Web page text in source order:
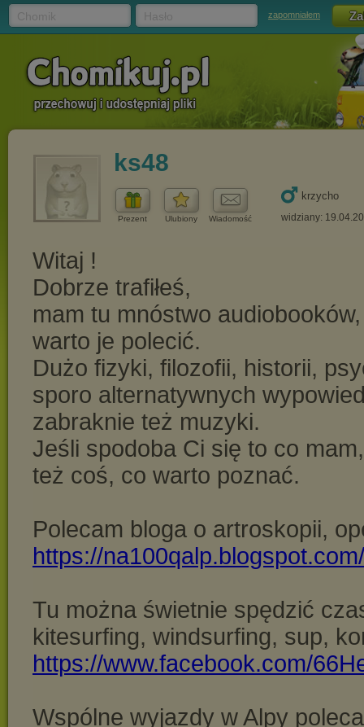
zapomniałem
ks48
Prezent Ulubiony Wiadomość
krzycho
widziany: